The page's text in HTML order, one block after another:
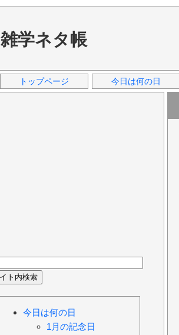
雑学ネタ帳
トップページ 今日は何の日
今日は何の日
1月の記念日